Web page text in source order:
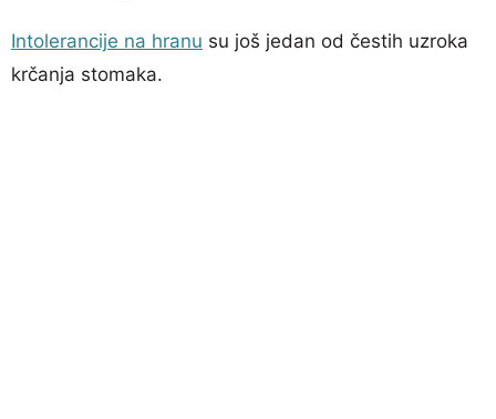
Intolerancije na hranu su još jedan od čestih uzroka
krčanja stomaka.